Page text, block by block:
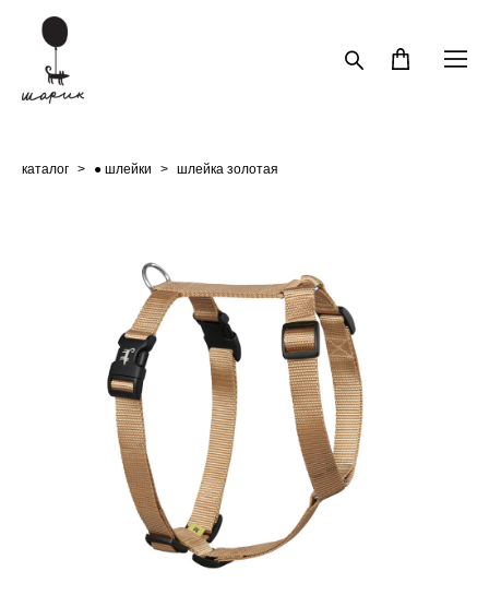
каталог > ● шлейки > шлейка золотая